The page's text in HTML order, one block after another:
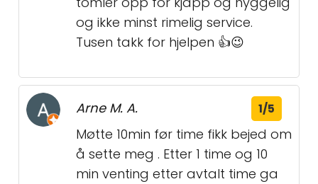
og ikke minst rimelig service.
Tusen takk for hjelpen 👍😉
Arne M. A. 1/5
Møtte 10min før time fikk bejed om
å sette meg . Etter 1 time og 10
min venting etter avtalt time ga